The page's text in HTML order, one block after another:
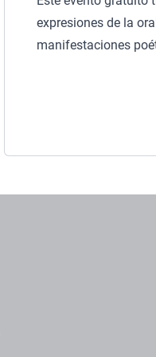
expresiones de la
manifestaciones